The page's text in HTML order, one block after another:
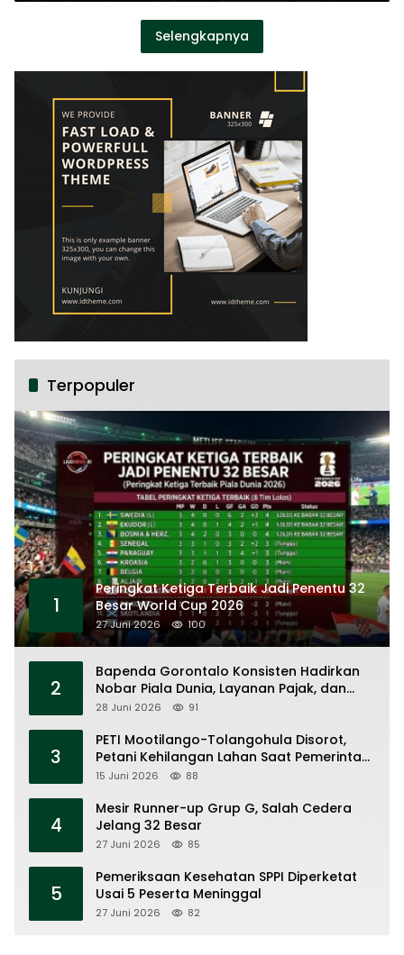
Selengkapnya
Terpopuler
1
Peringkat Ketiga Terbaik Jadi Penentu 32
Besar World Cup 2026
27 Juni 2026 100
2
Bapenda Gorontalo Konsisten Hadirkan
Nobar Piala Dunia, Layanan Pajak, dan
Ruang UMKM
28 Juni 2026 91
3
PETI Mootilango-Tolangohula Disorot,
Petani Kehilangan Lahan Saat Pemerintah
Fokus Panggung Seremonial
15 Juni 2026 88
4
Mesir Runner-up Grup G, Salah Cedera
Jelang 32 Besar
27 Juni 2026 85
5
Pemeriksaan Kesehatan SPPI Diperketat
Usai 5 Peserta Meninggal
27 Juni 2026 82